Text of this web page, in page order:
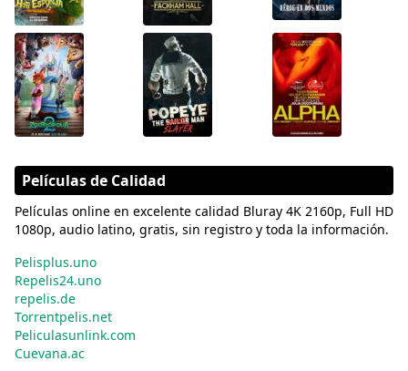
Películas de Calidad
Películas online en excelente calidad Bluray 4K 2160p, Full HD
1080p, audio latino, gratis, sin registro y toda la información.
Pelisplus.uno
Repelis24.uno
repelis.de
Torrentpelis.net
Peliculasunlink.com
Cuevana.ac